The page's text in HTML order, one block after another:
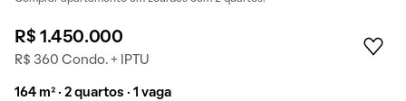
R$ 1.450.000
R$ 360 Condo. + IPTU
164 m² · 2 quartos · 1 vaga